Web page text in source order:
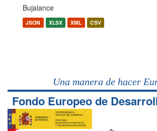
Bujalance
JSON XLSX XML CSV
Una manera de hacer
Fondo Europeo de